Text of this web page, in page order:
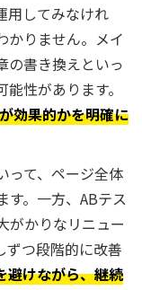
用してみなけれ
かりません。メイ
の書き換えといっ
性があります。
効果的かを明確に
って、ページ全体
す。一方、ABテス
がかりなリニュー
ずつ段階的に改善
避けながら、継続